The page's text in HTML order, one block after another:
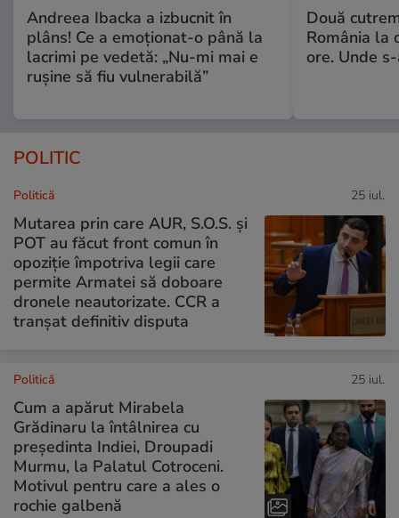
Andreea Ibacka a izbucnit în
plâns! Ce a emoționat-o până la
lacrimi pe vedetă: „Nu-mi mai e
rușine să fiu vulnerabilă”
Două
România la
ore. Unde
POLITIC
Politică 25 iul.
Mutarea prin care AUR, S.O.S. și
POT au făcut front comun în
opoziție împotriva legii care
permite Armatei să doboare
dronele neautorizate. CCR a
tranșat definitiv disputa
Politică 25 iul.
Cum a apărut Mirabela
Grădinaru la întâlnirea cu
președinta Indiei, Droupadi
Murmu, la Palatul Cotroceni.
Motivul pentru care a ales o
rochie galbenă